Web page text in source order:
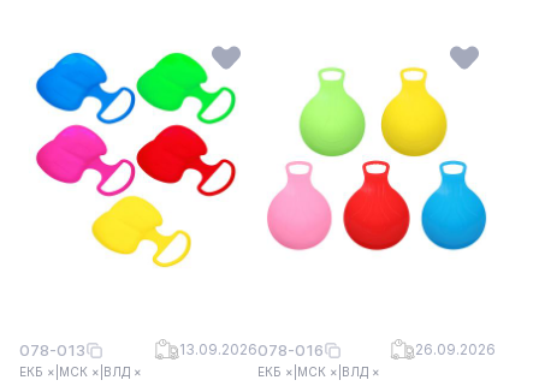
078-013 13.09.2026
ЕКБ × МСК × ВЛД ×
078-016 26.09.2026
ЕКБ × МСК × ВЛД ×